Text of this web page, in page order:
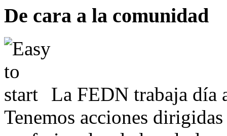
De cara a la comunidad
La FEDN trabaja día
Tenemos acciones